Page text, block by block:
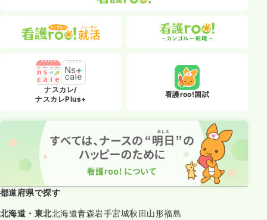
ナスカレ/
ナスカレPlus+
看護roo!国試
都道府県で探す
北海道・東北北海道青森岩手宮城秋田山形福島